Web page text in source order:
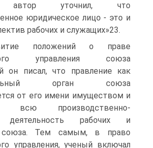
автор уточнил, что
юридическое лицо - это и
рабочих и служащих»23.
положений о праве
управления союза
он писал, что правление как
орган союза
от его имени имуществом и
всю производственно-
деятельность рабочих и
союза. Тем самым, в право
управления, ученый включал